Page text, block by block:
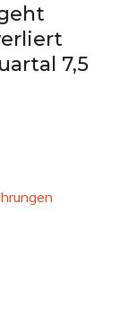
7,5